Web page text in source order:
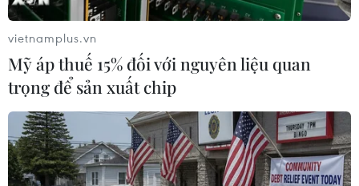
Tăng cường mối quan hệ thương mại giữa
Việt Nam và ASEAN
05/12/2016 22:08
vietnamplus.vn
Mỹ áp thuế 15% đối với nguyên liệu quan
trọng để sản xuất chip